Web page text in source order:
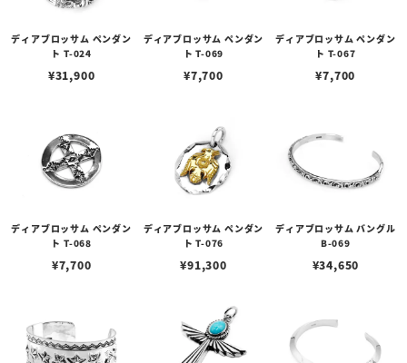
ディアブロッサム ペンダン
ト T-024
¥31,900
ディアブロッサム ペンダン
ト T-069
¥7,700
ディアブロッサム ペンダン
ト T-067
¥7,700
ディアブロッサム ペンダン
ト T-068
¥7,700
ディアブロッサム ペンダン
ト T-076
¥91,300
ディアブロッサム バングル
B-069
¥34,650